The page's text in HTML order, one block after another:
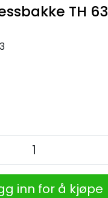
TH 63
inn for å kjøpe